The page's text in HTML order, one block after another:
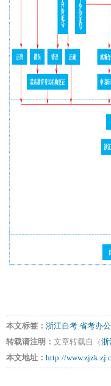
本文标签： 浙江自考 省考办
转载请注明： 文章转载自（浙
本文地址： http://